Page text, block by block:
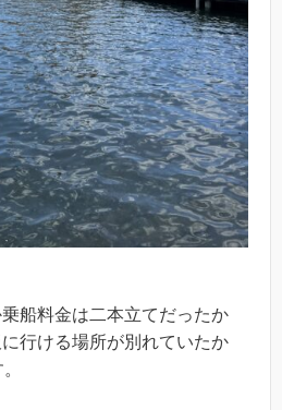
船料金は二本立てだったか
行ける場所が別れていたか